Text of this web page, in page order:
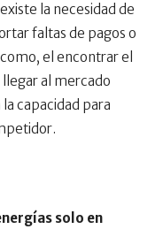
la necesidad de
faltas de pagos o
el encontrar el
al mercado
capacidad para
solo en